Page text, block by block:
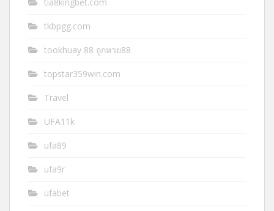
tia8kingbet.com
tkbpgg.com
tookhuay 88 ถูกหวย88
topstar359win.com
Travel
UFA11k
ufa89
ufa9r
ufabet